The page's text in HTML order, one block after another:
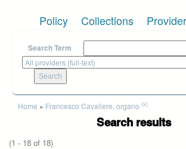
Policy Collections
Search Term
You are here
Home » Francesco Cavaliere, organo (x)
Search results
(1 - 18 of 18)